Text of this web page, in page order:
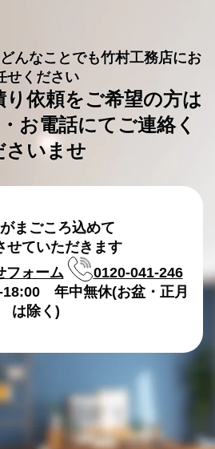
んなことでも竹村工務店にお
せください
り依頼をご希望の方は
お電話にてご連絡く
さいませ
まごころ込めて
せていただきます
フォーム
0120-041-246
18:00 年中無休(お盆・正月
は除く)